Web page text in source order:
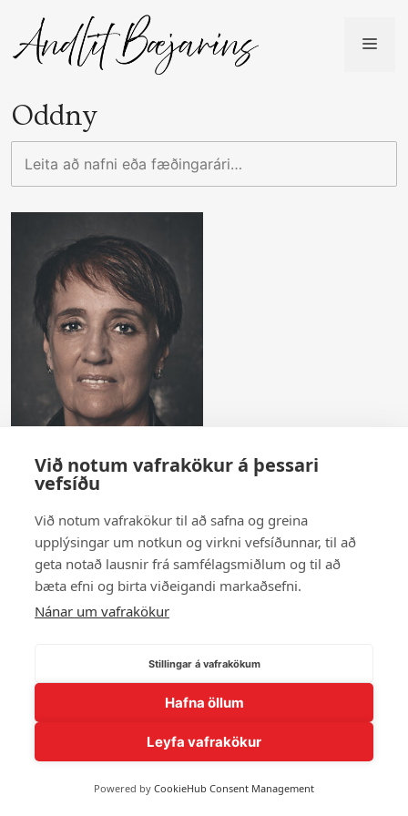
content
Oddny
að
fæðingarári…
Oddný Magnúsdóttir
Sýna fleiri andlit
Við notum vafrakökur á þessari
vefsíðu
Við notum vafrakökur til að safna og greina
upplýsingar um notkun og virkni vefsíðunnar, til að
geta notað lausnir frá samfélagsmiðlum og til að
bæta efni og birta viðeigandi markaðsefni.
Nánar um vafrakökur
Stillingar á vafrakökum
Hafna öllum
Leyfa vafrakökur
Powered by CookieHub Consent Management